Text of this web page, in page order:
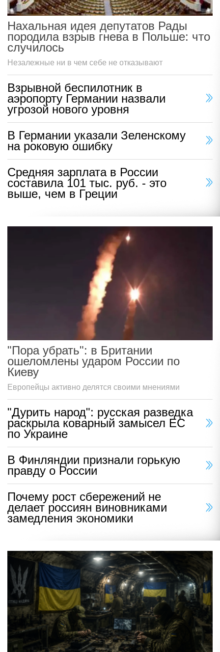
Нахальная идея депутатов Рады
породила взрыв гнева в Польше: что
случилось
Незалежные ни в чем себе не отказывают
Взрывной беспилотник в
аэропорту Германии назвали
угрозой нового уровня
В Германии указали Зеленскому
на роковую ошибку
Средняя зарплата в России
составила 101 тыс. руб. - это
выше, чем в Греции
"Пора убрать": в Британии
ошеломлены ударом России по
Киеву
Европейцы активно делятся своими мнениями
"Дурить народ": русская разведка
раскрыла коварный замысел ЕС
по Украине
В Финляндии признали горькую
правду о России
Почему рост сбережений не
делает россиян виновниками
замедления экономики